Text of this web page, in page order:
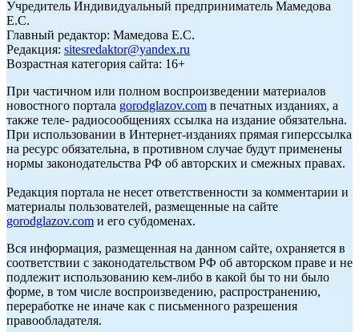
Учредитель Индивидуальный предприниматель Мамедова
Е.С.
Главный редактор: Мамедова Е.С.
Редакция: sitesredaktor@yandex.ru
Возрастная категория сайта: 16+
При частичном или полном воспроизведении материалов
новостного портала gorodglazov.com в печатных изданиях, а
также теле- радиосообщениях ссылка на издание обязательна.
При использовании в Интернет-изданиях прямая гиперссылка
на ресурс обязательна, в противном случае будут применены
нормы законодательства РФ об авторских и смежных правах.
Редакция портала не несет ответственности за комментарии и
материалы пользователей, размещенные на сайте
gorodglazov.com и его субдоменах.
Вся информация, размещенная на данном сайте, охраняется в
соответствии с законодательством РФ об авторском праве и не
подлежит использованию кем-либо в какой бы то ни было
форме, в том числе воспроизведению, распространению,
переработке не иначе как с письменного разрешения
правообладателя.